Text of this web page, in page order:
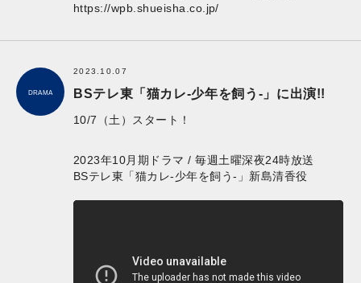
https://wpb.shueisha.co.jp/
DRAMA
2023.10.07
BSテレ東「猫カレ-少年を飼う-」に出演!!
10/7（土）スタート！
2023年10月期ドラマ / 毎週土曜深夜24時放送
BSテレ東「猫カレ-少年を飼う-」新島清香役